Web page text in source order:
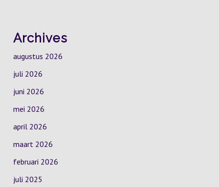
Archives
augustus 2026
juli 2026
juni 2026
mei 2026
april 2026
maart 2026
februari 2026
juli 2025